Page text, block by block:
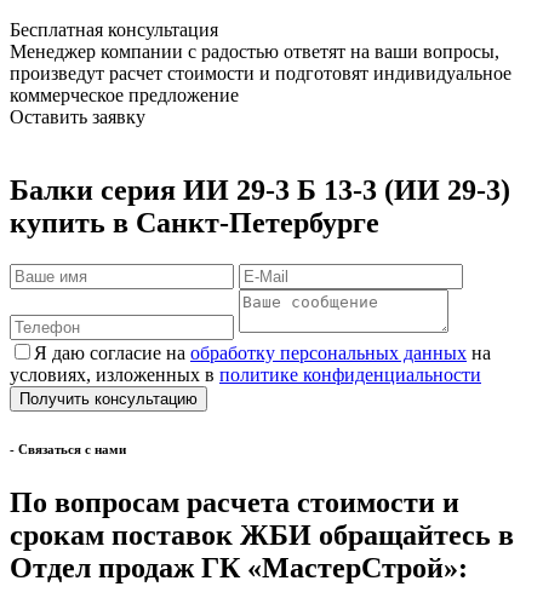
Бесплатная консультация
Менеджер компании с радостью ответят на ваши вопросы,
произведут расчет стоимости и подготовят индивидуальное
коммерческое предложение
Оставить заявку
Балки серия ИИ 29-3 Б 13-3 (ИИ 29-3)
купить в Санкт-Петербурге
Я даю согласие на обработку персональных данных на
условиях, изложенных в политике конфиденциальности
- Cвязаться с нами
По вопросам расчета стоимости и
срокам поставок ЖБИ обращайтесь в
Отдел продаж ГК «МастерСтрой»: